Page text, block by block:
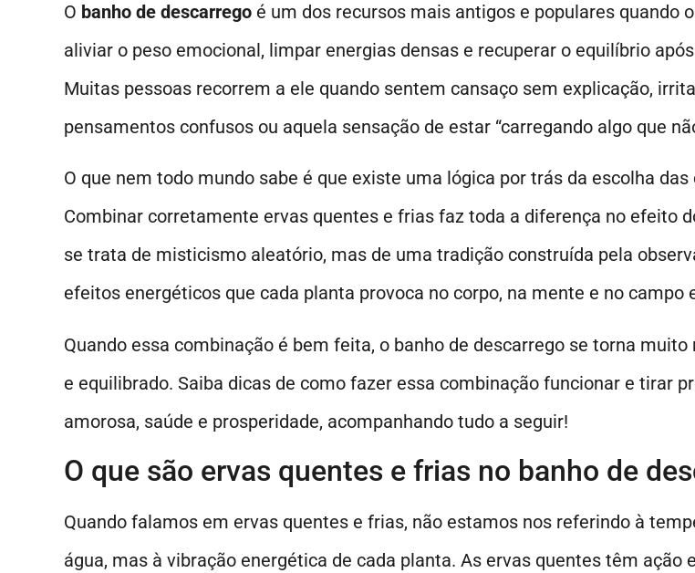
O banho de descarrego é um dos recursos mais antigos e populares quando
aliviar o peso emocional, limpar energias densas e recuperar o equilíbrio
Muitas pessoas recorrem a ele quando sentem cansaço sem explicação,
pensamentos confusos ou aquela sensação de estar “carregando algo que
O que nem todo mundo sabe é que existe uma lógica por trás da escolha das
Combinar corretamente ervas quentes e frias faz toda a diferença no efeito
se trata de misticismo aleatório, mas de uma tradição construída pela
efeitos energéticos que cada planta provoca no corpo, na mente e no campo
Quando essa combinação é bem feita, o banho de descarrego se torna
e equilibrado. Saiba dicas de como fazer essa combinação funcionar e tirar
amorosa, saúde e prosperidade, acompanhando tudo a seguir!
O que são ervas quentes e frias no banho de
Quando falamos em ervas quentes e frias, não estamos nos referindo à
água, mas à vibração energética de cada planta. As ervas quentes têm ação